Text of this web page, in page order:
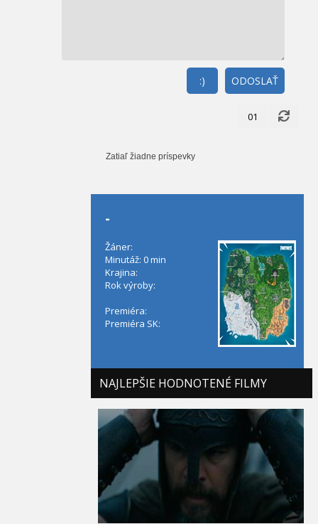
ODOSLAŤ
:)
01
Zatiaľ žiadne príspevky
-
Žáner:
Minutáž: 0 min
Krajina:
Rok výroby:
Premiéra:
Premiéra SK:
NAJLEPŠIE HODNOTENÉ FILMY